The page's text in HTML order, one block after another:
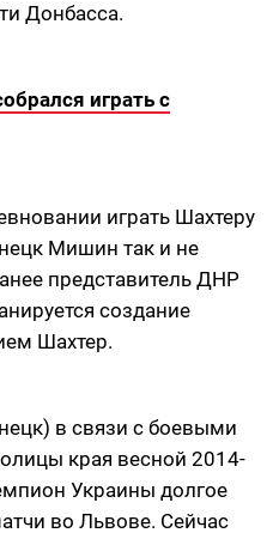
Донбасса.
играть с
играть Шахтеру
Мишин так и не
представитель ДНР
создание
Шахтер.
в связи с боевыми
края весной 2014-
Украины долгое
во Львове. Сейчас